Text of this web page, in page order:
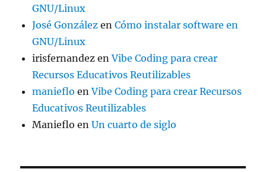
GNU/Linux
José González enCómo instalar software en
GNU/Linux
irisfernandez enVibe Coding para crear
Recursos Educativos Reutilizables
manieflo enVibe Coding para crear Recursos
Educativos Reutilizables
Manieflo enUn cuarto de siglo